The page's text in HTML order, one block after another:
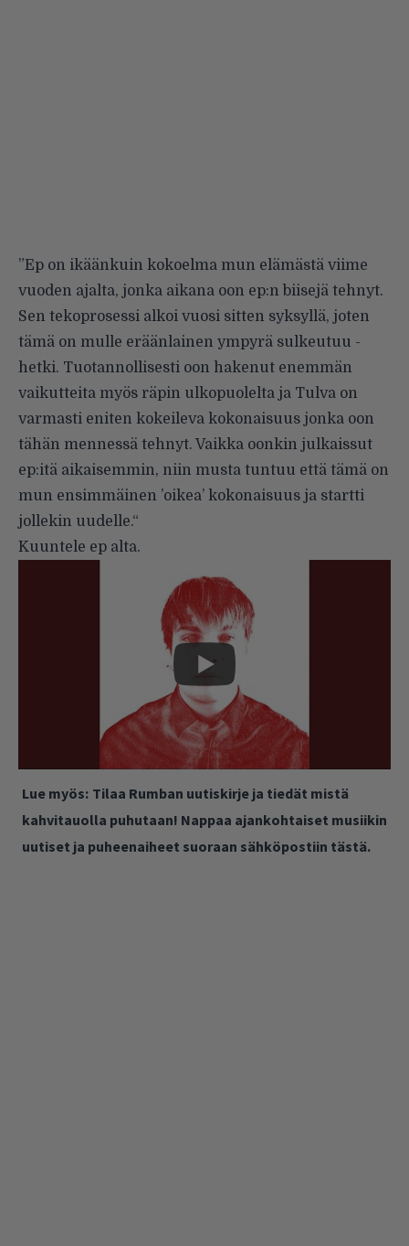
”Ep on ikäänkuin kokoelma mun elämästä viime
vuoden ajalta, jonka aikana oon ep:n biisejä tehnyt.
Sen tekoprosessi alkoi vuosi sitten syksyllä, joten
tämä on mulle eräänlainen ympyrä sulkeutuu -
hetki. Tuotannollisesti oon hakenut enemmän
vaikutteita myös räpin ulkopuolelta ja Tulva on
varmasti eniten kokeileva kokonaisuus jonka oon
tähän mennessä tehnyt. Vaikka oonkin julkaissut
ep:itä aikaisemmin, niin musta tuntuu että tämä on
mun ensimmäinen ’oikea’ kokonaisuus ja startti
jollekin uudelle.“
Kuuntele ep alta.
Lue myös: Tilaa Rumban uutiskirje ja tiedät mistä
kahvitauolla puhutaan! Nappaa ajankohtaiset musiikin
uutiset ja puheenaiheet suoraan sähköpostiin tästä.